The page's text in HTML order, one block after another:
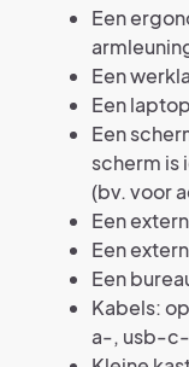
Een
Een
Een
Een
scherm is
(bv. voor
Een
Een
Een
Kabels:
a-, usb-